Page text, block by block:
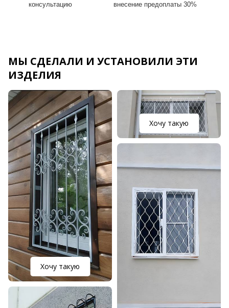
консультацию
внесение предоплаты 30%
МЫ СДЕЛАЛИ И УСТАНОВИЛИ ЭТИ
ИЗДЕЛИЯ
Хочу такую
Хочу такую